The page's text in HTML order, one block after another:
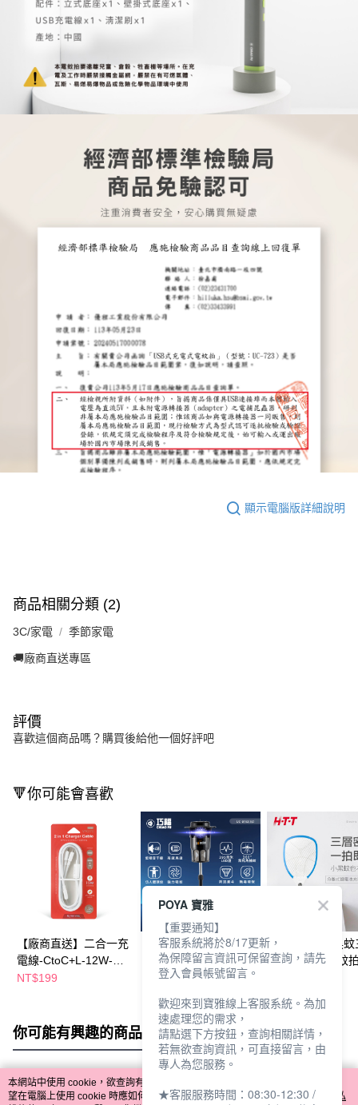
顯示電腦版詳細說明
商品相關分類 (2)
3C/家電 季節家電
🚚廠商直送專區
評價
喜歡這個商品嗎？購買後給他一個好評吧
🔻你可能會喜歡
【廠商直送】二合一充
電線-CtoC+L-12W-
1.2m
NT$199
【廠商直送】巧福 吸
入式捕蚊器 UC-
850LED (大型) 台灣製
NT$2,580
HTT-2220小黑蚊
網面充電式電蚊
你可能有興趣的商品 全站排行
熱門標籤
本網站中使用 cookie，欲查詢有關本網站使用 cookie 方式之詳情，及若您不希
望在電腦上使用 cookie 時應如何變更電腦的 cookie 設定，請參閱本網站「
隱私
POYA 寶雅
【重要通知】
客服系統將於8/17更新，
為保障留言資訊可保留查詢，請先
登入會員帳號留言。
歡迎來到寶雅線上客服系統。為加
速處理您的需求，
請點選下方按鈕，查詢相關詳情，
若無欲查詢資訊，可直接留言，由
專人為您服務。
★客服服務時間：08:30-12:30 /